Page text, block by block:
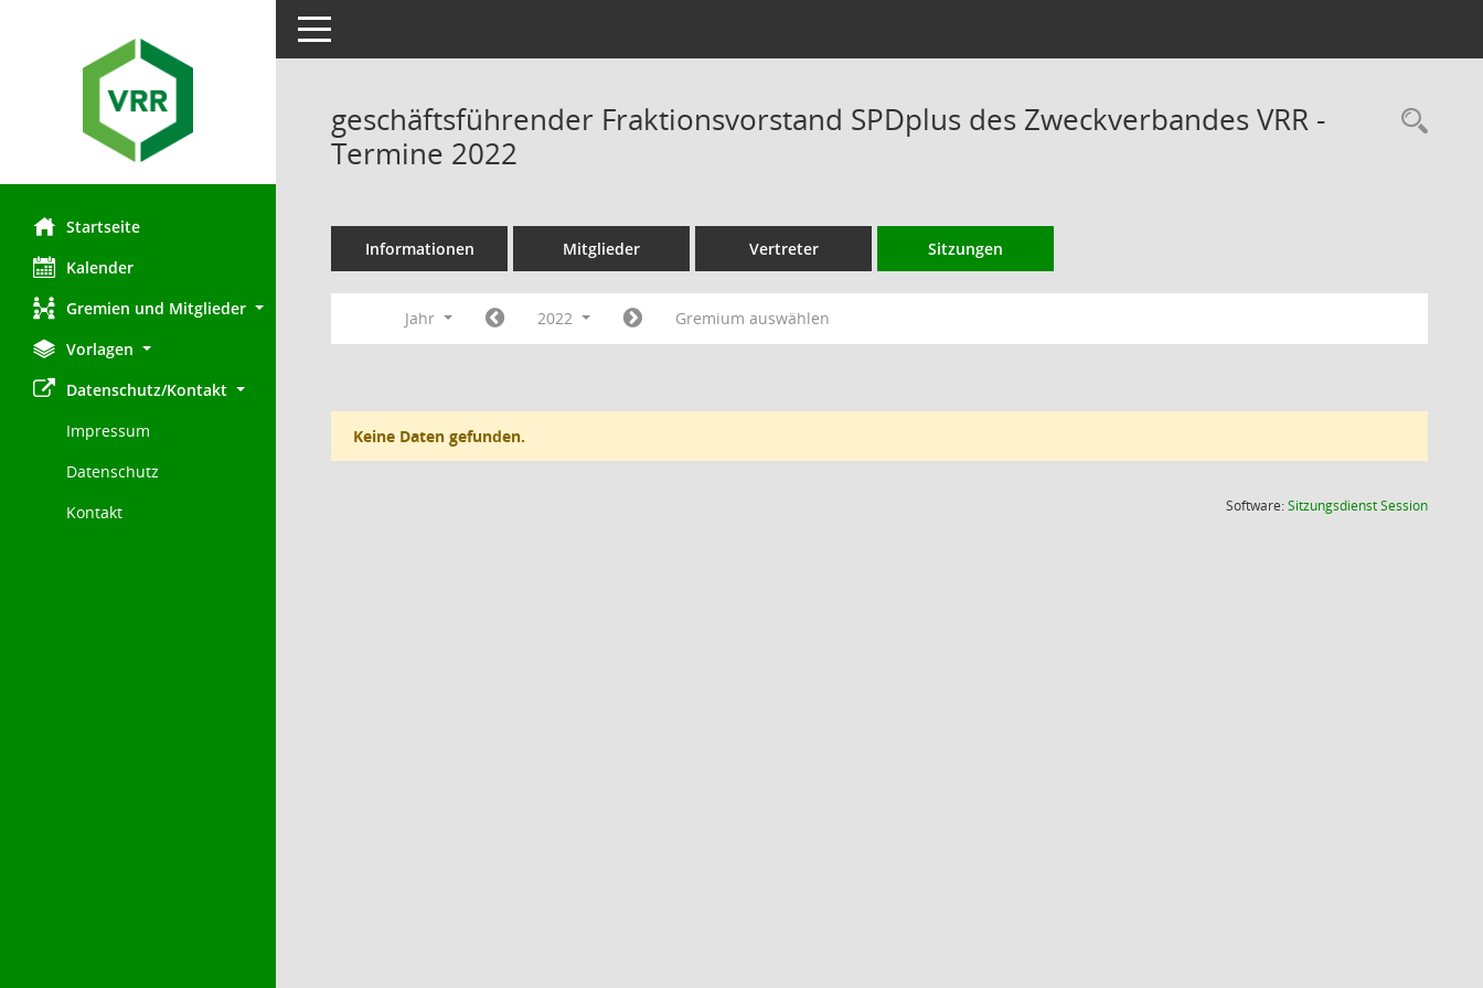
Startseite
Kalender
Gremien und Mitglieder
Vorlagen
Datenschutz/Kontakt
Impressum
Datenschutz
Kontakt
Toggle navigation
geschäftsführender Fraktionsvorstand SPDplus des Zweckverbandes VRR -
Termine 2022
Informationen Mitglieder Vertreter Sitzungen
Jahr 2022 Gremium auswählen
Keine Daten gefunden.
Software:SitzungsdienstSession(Wird in